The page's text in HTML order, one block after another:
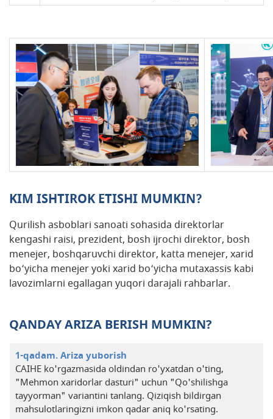
KIM ISHTIROK ETISHI MUMKIN?
Qurilish asboblari sanoati sohasida direktorlar
kengashi raisi, prezident, bosh ijrochi direktor, bosh
menejer, boshqaruvchi direktor, katta menejer, xarid
bo‘yicha menejer yoki xarid bo‘yicha mutaxassis kabi
lavozimlarni egallagan yuqori darajali rahbarlar.
QANDAY ARIZA BERISH MUMKIN?
1-qadam. Ariza yuborish
CAIHE ko'rgazmasida oldindan ro'yxatdan o'ting,
"Mehmon xaridorlar dasturi" uchun "Qo'shilishga
tayyorman" variantini tanlang. Qiziqish bildirgan
mahsulotlaringizni imkon qadar aniq ko'rsating.